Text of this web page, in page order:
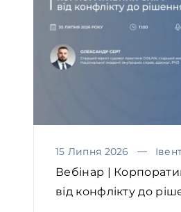
15 Липня 2026
Вебінар |
від конфлікту до